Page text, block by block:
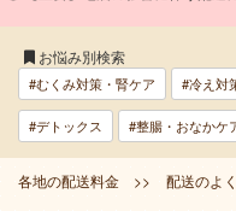
お悩み別検索
#むくみ対策・腎ケア #冷え対
#デトックス #整腸・おなかケ
各地の配送料金 >> 配送のよ